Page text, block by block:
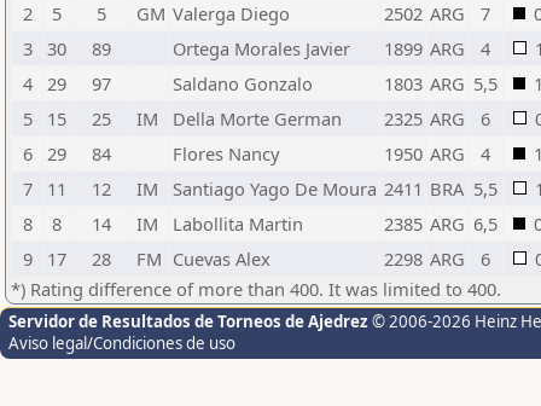
2
5 5 GM Valerga Diego 2502 ARG 7
3 30 89 Ortega Morales Javier 1899 ARG 4
4 29 97 Saldano Gonzalo 1803 ARG 5,5
5
15 25 IM Della Morte German 2325 ARG 6
6 29 84 Flores Nancy 1950 ARG 4
7
11 12 IM Santiago Yago De Moura 2411 BRA 5,5
8
8 14 IM Labollita Martin 2385 ARG 6,5
9
17 28 FM Cuevas Alex 2298 ARG 6
*) Rating difference of more than 400. It was limited to 400.
Servidor de Resultados de Torneos de Ajedrez © 2006-2026 Heinz
Aviso legal/Condiciones de uso